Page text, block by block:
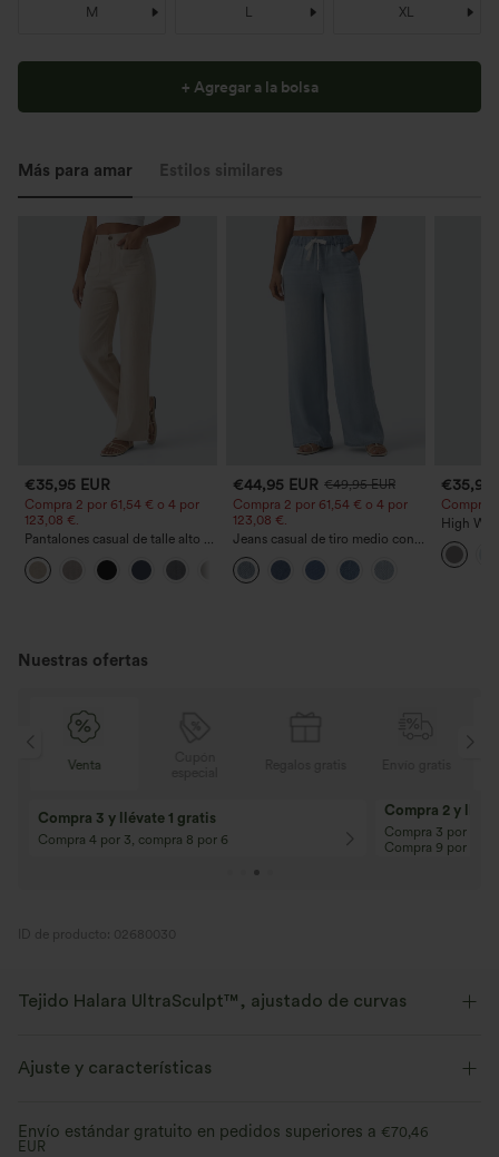
M L XL
+ Agregar a la bolsa
Más para amar Estilos similares
€35,95 EUR
Compra 2 por 61,54 € o 4 por
123,08 €.
Pantalones casual de talle alto y
pierna recta con tacto de lino y
bolsillos
€44,95 EUR €49,95 EUR
Compra 2 por 61,54 € o 4 por
123,08 €.
Jeans casual de tiro medio con
cordón y bolsillos
€35,95
Compra
High
Straight
Nuestras ofertas
Venta
Compra 3 y llévate 1 gratis
Compra 4 por 3, compra 8 por 6
Compra 2 y
Compra 3 por 2,
Compra 9 por 6
ID de producto: 02680030
Tejido Halara UltraSculpt™, ajustado de curvas
Ajuste y características
Sujeción media Cintura plana Con bolsillos
Envío estándar gratuito en pedidos superiores a €70,46
EUR